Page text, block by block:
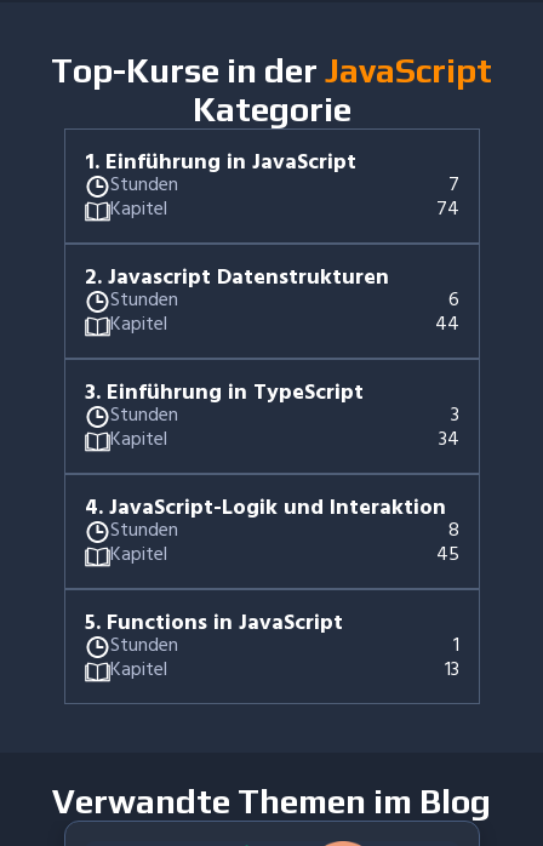
Top-Kurse in der JavaScript
Kategorie
1. Einführung in JavaScript
Stunden 7
Kapitel 74
2.Javascript Datenstrukturen
Stunden 6
Kapitel 44
3. Einführung in TypeScript
Stunden 3
Kapitel 34
4.JavaScript-Logik und Interaktion
Stunden 8
Kapitel 45
5. Functions in JavaScript
Stunden 1
Kapitel 13
Verwandte Themen im Blog